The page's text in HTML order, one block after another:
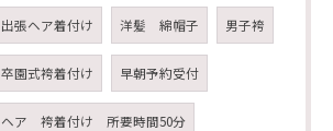
出張ヘア着付け 洋髪 綿帽子 男子袴
卒園式袴着付け 早朝予約受付
ヘア 袴着付け 所要時間50分